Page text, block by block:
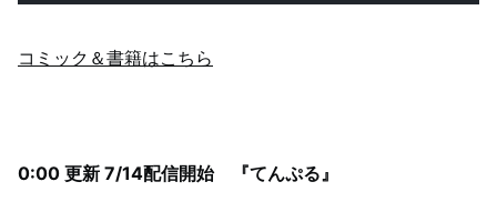
コミック＆書籍はこちら
0:00 更新 7/14配信開始 『てんぷる』